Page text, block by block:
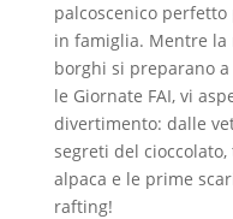
palcoscenico
in famiglia. Mentre la
borghi si preparano a
le Giornate FAI, vi
divertimento: dalle
segreti del
alpaca e le prime
rafting!